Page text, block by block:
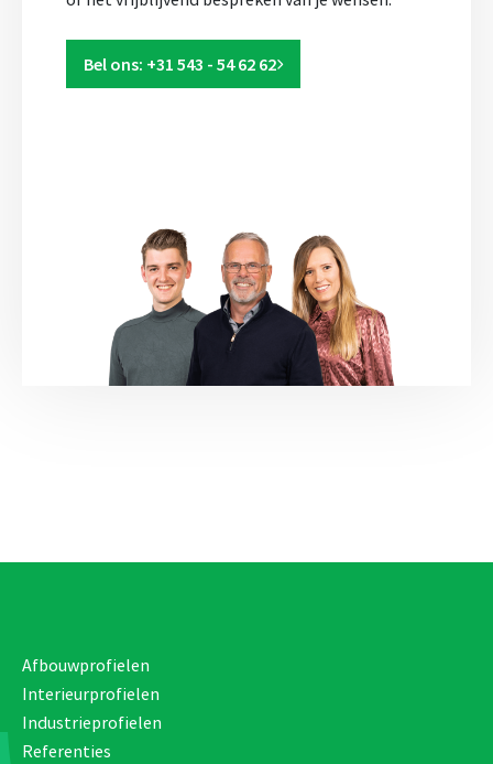
Bel ons: +31 543 - 54 62 62
Afbouwprofielen
Interieurprofielen
Industrieprofielen
Referenties